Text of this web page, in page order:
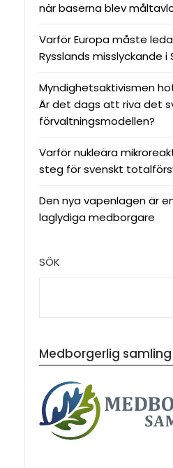
när baserna blev
Varför Europa måste
Rysslands misslyckande i
Myndighetsaktivismen
Är det dags att riva det
förvaltningsmodellen?
Varför nukleära
steg för svenskt
Den nya vapenlagen är
laglydiga medborgare
SÖK
Medborgerlig samling